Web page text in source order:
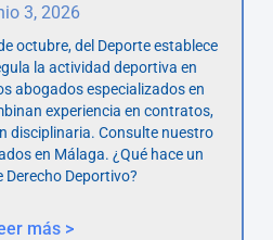
3, 2026
octubre, del Deporte establece
la actividad deportiva en
abogados especializados en
experiencia en contratos,
disciplinaria. Consulte nuestro
en Málaga. ¿Qué hace un
Derecho Deportivo?
más >